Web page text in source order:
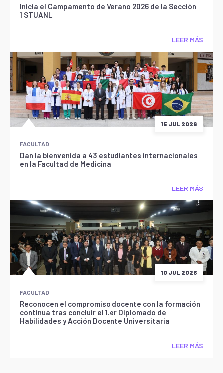
Inicia el Campamento de Verano 2026 de la Sección
1 STUANL
LEER MÁS
15 JUL 2026
FACULTAD
Dan la bienvenida a 43 estudiantes internacionales
en la Facultad de Medicina
LEER MÁS
10 JUL 2026
FACULTAD
Reconocen el compromiso docente con la formación
continua tras concluir el 1.er Diplomado de
Habilidades y Acción Docente Universitaria
LEER MÁS